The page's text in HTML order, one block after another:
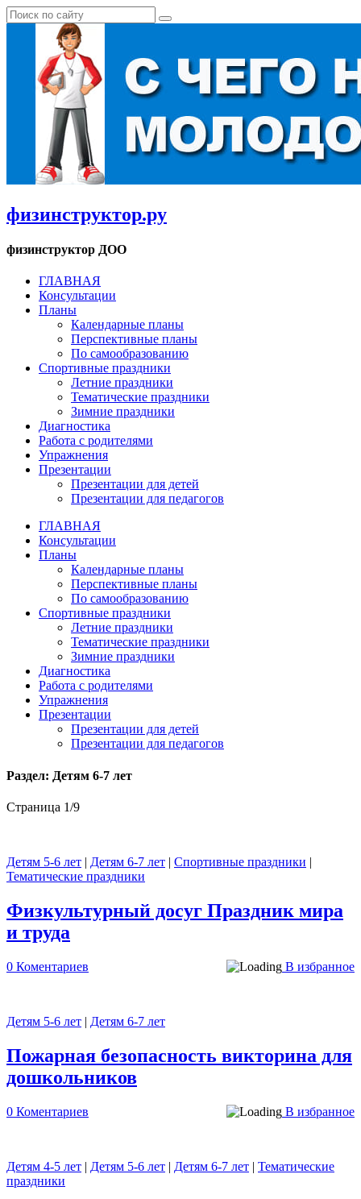
физинструктор.ру
физинструктор ДОО
ГЛАВНАЯ
Консультации
Планы
Календарные планы
Перспективные планы
По самообразованию
Спортивные праздники
Летние праздники
Тематические праздники
Зимние праздники
Диагностика
Работа с родителями
Упражнения
Презентации
Презентации для детей
Презентации для педагогов
ГЛАВНАЯ
Консультации
Планы
Календарные планы
Перспективные планы
По самообразованию
Спортивные праздники
Летние праздники
Тематические праздники
Зимние праздники
Диагностика
Работа с родителями
Упражнения
Презентации
Презентации для детей
Презентации для педагогов
Раздел: Детям 6-7 лет
Страница 1/9
Детям 5-6 лет | Детям 6-7 лет | Спортивные праздники |
Тематические праздники
Физкультурный досуг Праздник мира
и труда
0 Коментариев В избранное
Детям 5-6 лет | Детям 6-7 лет
Пожарная безопасность викторина для
дошкольников
0 Коментариев В избранное
Детям 4-5 лет | Детям 5-6 лет | Детям 6-7 лет | Тематические
праздники